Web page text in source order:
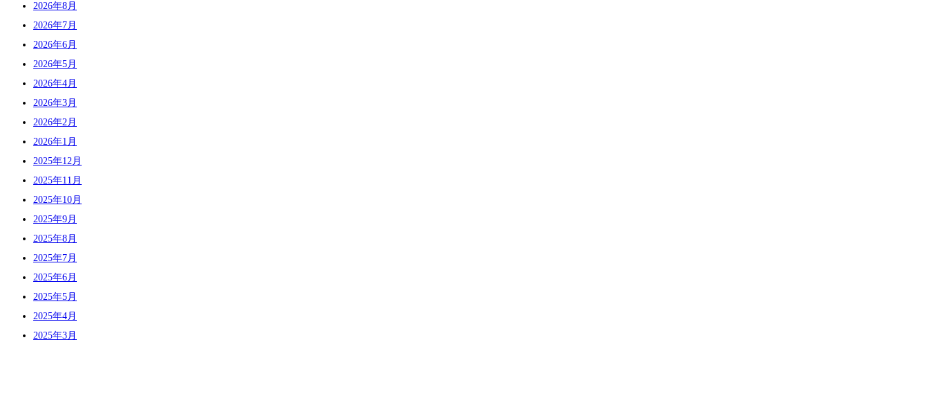
2026年8月
2026年7月
2026年6月
2026年5月
2026年4月
2026年3月
2026年2月
2026年1月
2025年12月
2025年11月
2025年10月
2025年9月
2025年8月
2025年7月
2025年6月
2025年5月
2025年4月
2025年3月